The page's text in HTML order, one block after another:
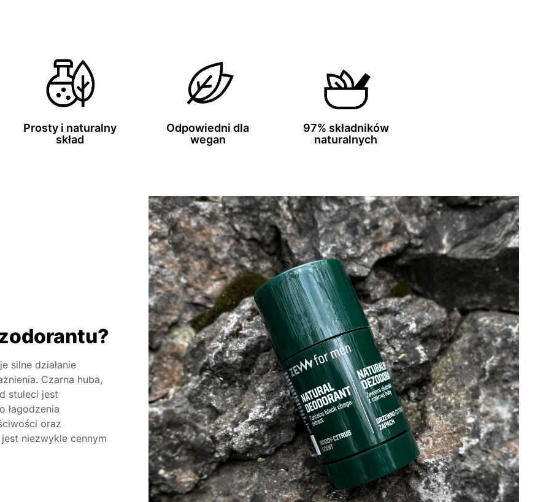
Prosty i naturalny
skład
Odpowiedni dla
wegan
97% składników
naturalnych
silne działanie
Czarna huba,
stuleci jest
łagodzenia
oraz
niezwykle cennym